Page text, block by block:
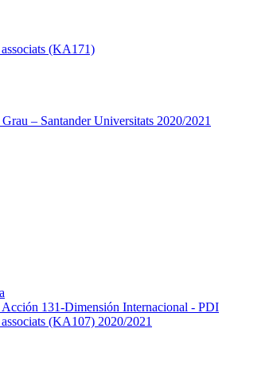
(KA171)
– Santander Universitats 2020/2021
131-Dimensión Internacional - PDI
(KA107) 2020/2021